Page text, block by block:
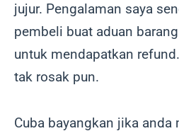
jujur. Pengalaman saya
pembeli buat aduan
untuk mendapatkan
tak rosak pun.
Cuba bayangkan jika anda